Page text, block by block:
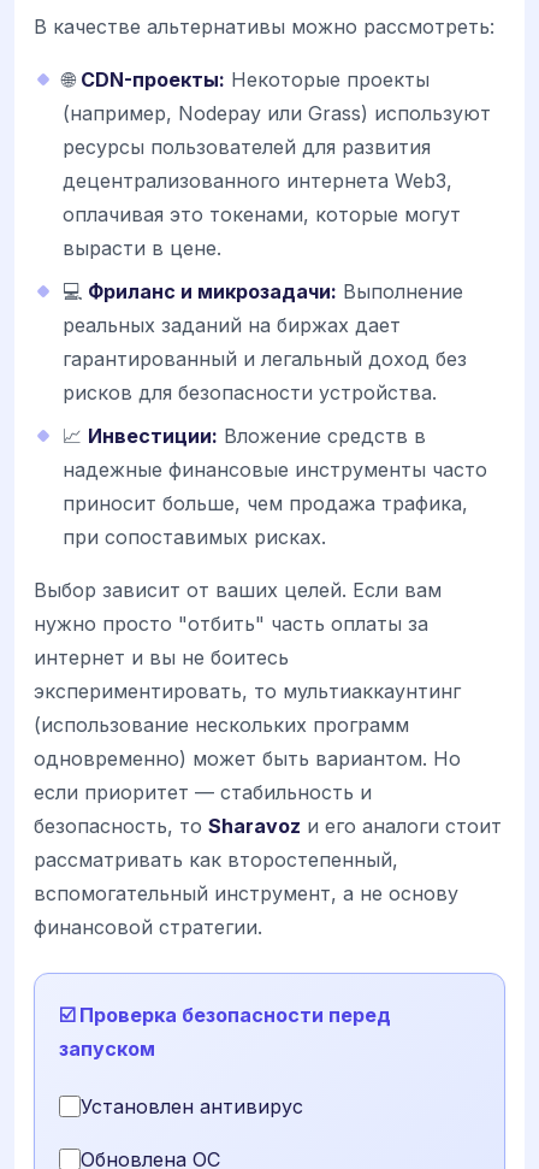
В качестве альтернативы можно рассмотреть:
🌐 CDN-проекты: Некоторые проекты
(например, Nodepay или Grass) используют
ресурсы пользователей для развития
децентрализованного интернета Web3,
оплачивая это токенами, которые могут
вырасти в цене.
💻 Фриланс и микрозадачи: Выполнение
реальных заданий на биржах дает
гарантированный и легальный доход без
рисков для безопасности устройства.
📈 Инвестиции: Вложение средств в
надежные финансовые инструменты часто
приносит больше, чем продажа трафика,
при сопоставимых рисках.
Выбор зависит от ваших целей. Если вам
нужно просто "отбить" часть оплаты за
интернет и вы не боитесь
экспериментировать, то мультиаккаунтинг
(использование нескольких программ
одновременно) может быть вариантом. Но
если приоритет — стабильность и
безопасность, то Sharavoz и его аналоги стоит
рассматривать как второстепенный,
вспомогательный инструмент, а не основу
финансовой стратегии.
☑️ Проверка безопасности перед
запуском
Установлен антивирус
Обновлена ОС